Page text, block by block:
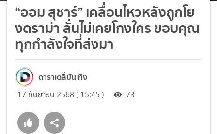
“ออม สุชาร์” เคลื่อนไหวหลังถูกโย
งดราม่า ลั่นไม่เคยโกงใคร ขอบคุณ
ทุกกำลังใจที่ส่งมา
ดาราเดลี่บันเทิง
17 กันยายน 2568 ( 15:45 ) 73